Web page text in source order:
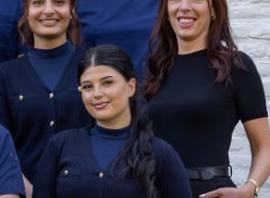
je een
over
?
aan drs. Rik Dassen.